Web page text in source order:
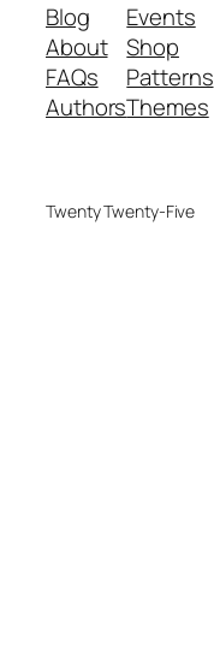
Blog
About
FAQs
Authors
Events
Shop
Patterns
Themes
Twenty Twenty-Five